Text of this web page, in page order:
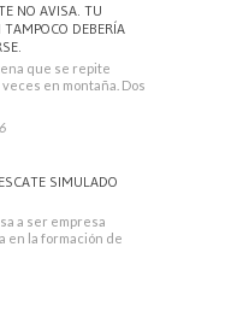
NO AVISA. TU
TAMPOCO DEBERÍA
que se repite
en montaña. Dos
SIMULADO
a ser empresa
en la formación de